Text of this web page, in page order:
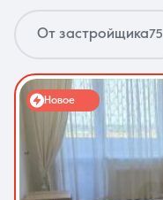
О компании
8
От застройщика75
Новое